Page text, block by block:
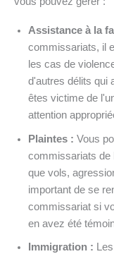
Assistance à la
commissariats, il
les cas de
d'autres délits qui
êtes victime de
attention
Plaintes : Vous
commissariats de
que vols,
important de se
commissariat si
en avez été
Immigration :